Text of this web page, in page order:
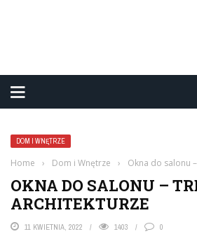
DOM I WNĘTRZE
Home › Dom i Wnętrze › Okna do salonu
OKNA DO SALONU –
ARCHITEKTURZE
11 KWIETNIA, 2022 1403 0